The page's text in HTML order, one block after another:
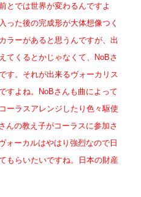
とでは世界が変わるんですよ
った後の完成形が大体想像つく
ラーがあると思うんですが、出
てくるとかじゃなくて、NoBさ
す。それが出来るヴォーカリス
すよね。NoBさんも曲によって
ーラスアレンジしたり色々駆使
んの教え子がコーラスに参加さ
ォーカルはやはり強烈なので日
もらいたいですね。日本の財産